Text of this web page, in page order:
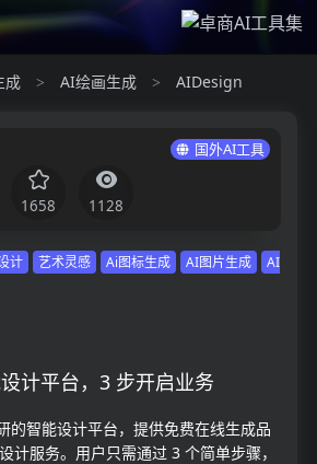
成 > AI绘画生成 > AIDesign
国外AI工具
1658 1128
计 艺术灵感 Ai图标生成 AI图片生成
AI
计平台，3 步开启业务
的智能设计平台，提供免费在线生成品
计服务。用户只需通过 3 个简单步骤，